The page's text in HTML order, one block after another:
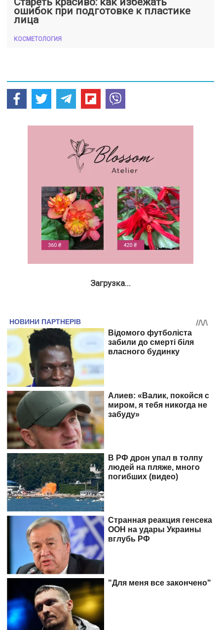
ошибок при подготовке к пластике
лица
КОСМЕТОЛОГИЯ
Загрузка...